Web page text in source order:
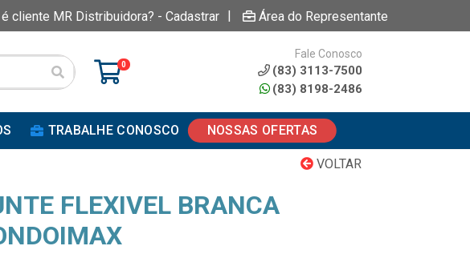
é cliente MR Distribuidora? - Cadastrar | Área do Representante
0
Fale Conosco
(83) 3113-7500
(83) 8198-2486
TRABALHE CONOSCO NOSSAS OFERTAS
VOLTAR
FLEXIVEL BRANCA